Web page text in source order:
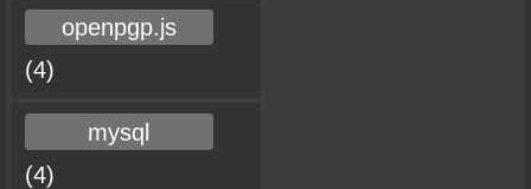
openpgp.js
(4)
mysql
(4)